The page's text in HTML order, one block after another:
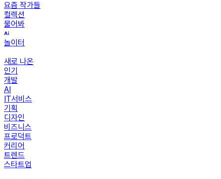
요즘 작가들
컬렉션
물어봐
놀이터
새로 나온
인기
개발
AI
IT서비스
기획
디자인
비즈니스
프로덕트
커리어
트렌드
스타트업